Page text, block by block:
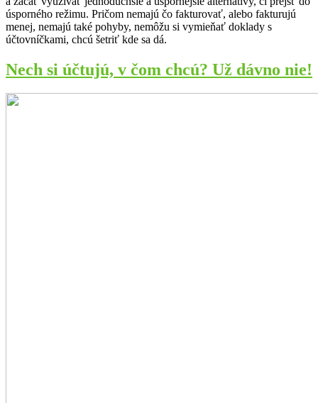
úsporného režimu. Pričom nemajú čo fakturovať, alebo fakturujú
menej, nemajú také pohyby, nemôžu si vymieňať doklady s
účtovníčkami, chcú šetriť kde sa dá.
Nech si účtujú, v čom chcú? Už dávno nie!